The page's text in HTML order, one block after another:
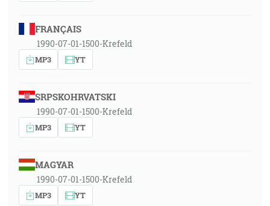
FRANÇAIS
1990-07-01-1500-Krefeld
MP3 YT
SRPSKOHRVATSKI
1990-07-01-1500-Krefeld
MP3 YT
MAGYAR
1990-07-01-1500-Krefeld
MP3 YT